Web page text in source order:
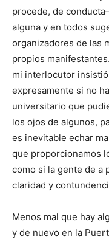
procede, de
alguna y en todos
organizadores de las
propios
mi interlocutor
expresamente si no
universitario que
los ojos de algunos,
es inevitable echar
que proporcionamos
como si la gente de a
claridad y
Menos mal que hay
y de nuevo en la